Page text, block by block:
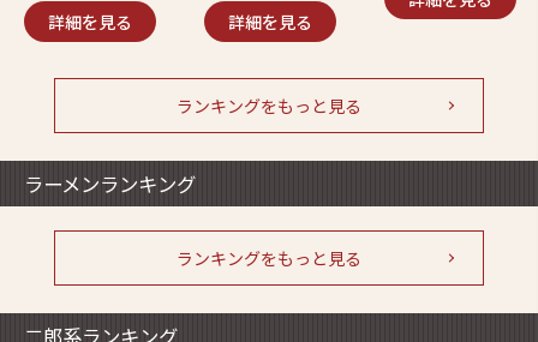
ランキングをもっと見る
ラーメンランキング
ランキングをもっと見る
二郎系ランキング